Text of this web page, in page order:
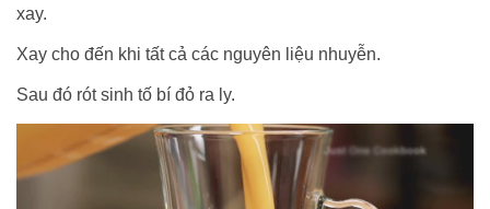
xay.
Xay cho đến khi tất cả các nguyên liệu nhuyễn.
Sau đó rót sinh tố bí đỏ ra ly.